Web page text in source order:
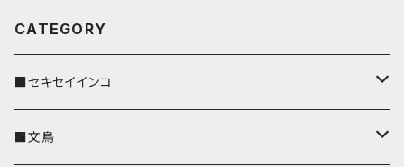
CATEGORY
■セキセイインコ
キーカバー
■文鳥